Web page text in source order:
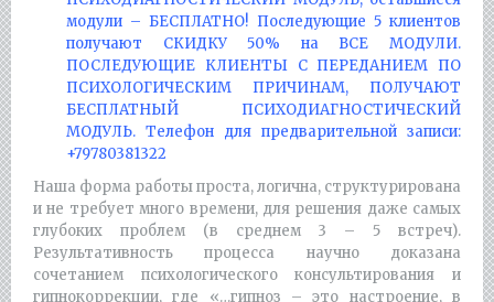
модули – БЕСПЛАТНО! Последующие 5 клиентов
получают СКИДКУ 50% на ВСЕ МОДУЛИ.
ПОСЛЕДУЮЩИЕ КЛИЕНТЫ С ПЕРЕДАНИЕМ ПО
ПСИХОЛОГИЧЕСКИМ ПРИЧИНАМ, ПОЛУЧАЮТ
БЕСПЛАТНЫЙ ПСИХОДИАГНОСТИЧЕСКИЙ
МОДУЛЬ. Телефон для предварительной записи:
+79780381322
Наша форма работы проста, логична, структурирована
и не требует много времени, для решения даже самых
глубоких проблем (в среднем 3 – 5 встреч).
Результативность процесса научно доказана
сочетанием психологического консультирования и
гипнокоррекции, где «…гипноз – это настроение, в